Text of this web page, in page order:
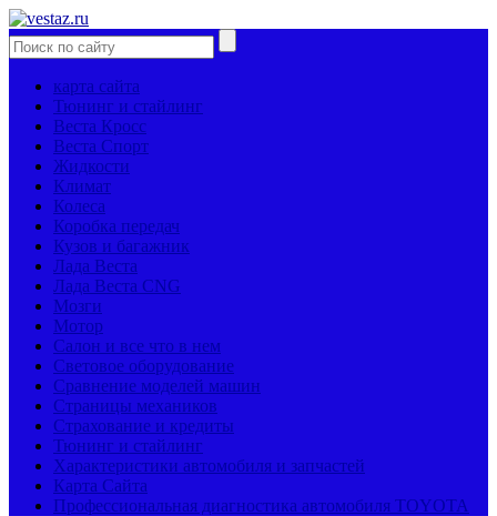
карта сайта
Тюнинг и стайлинг
Веста Кросс
Веста Спорт
Жидкости
Климат
Колеса
Коробка передач
Кузов и багажник
Лада Веста
Лада Веста CNG
Мозги
Мотор
Салон и все что в нем
Световое оборудование
Сравнение моделей машин
Страницы механиков
Страхование и кредиты
Тюнинг и стайлинг
Характеристики автомобиля и запчастей
Карта Сайта
Профессиональная диагностика автомобиля TOYOTA